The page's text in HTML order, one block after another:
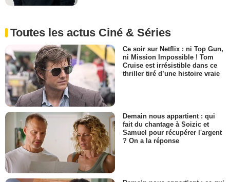
Toutes les actus Ciné & Séries
Ce soir sur Netflix : ni Top Gun,
ni Mission Impossible ! Tom
Cruise est irrésistible dans ce
thriller tiré d’une histoire vraie
Demain nous appartient : qui
fait du chantage à Soizic et
Samuel pour récupérer l'argent
? On a la réponse